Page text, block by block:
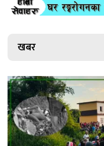
खबर